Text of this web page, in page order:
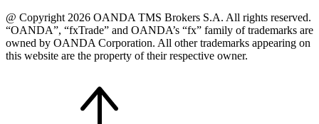
@ Copyright 2026 OANDA TMS Brokers S.A. All rights reserved.
“OANDA”, “fxTrade” and OANDA’s “fx” family of trademarks are
owned by OANDA Corporation. All other trademarks appearing on
this website are the property of their respective owner.